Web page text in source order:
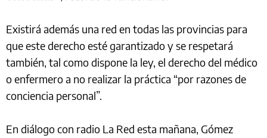
Existirá además una red en todas las provincias para
que este derecho esté garantizado y se respetará
también, tal como dispone la ley, el derecho del médico
o enfermero a no realizar la práctica “por razones de
conciencia personal”.
En diálogo con radio La Red esta mañana, Gómez